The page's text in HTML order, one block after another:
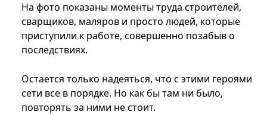
На фото показаны моменты труда строителей,
сварщиков, маляров и просто людей, которые
приступили к работе, совершенно позабыв о
последствиях.
Остается только надеяться, что с этими героями
сети все в порядке. Но как бы там ни было,
повторять за ними не стоит.